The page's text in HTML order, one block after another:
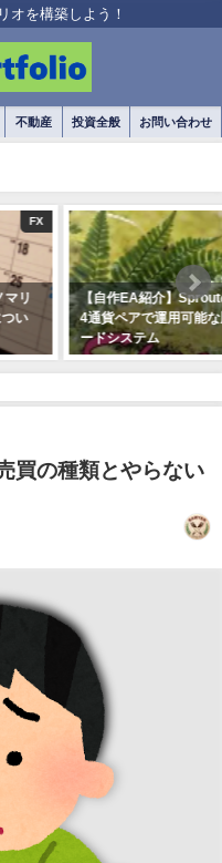
オを構築しよう！
不動産 投資全般 お問い合わせ
自作EA紹介】Sproutのご紹介…
貨ペアで運用可能な順張りトレ
ードシステム
買の種類とやらない